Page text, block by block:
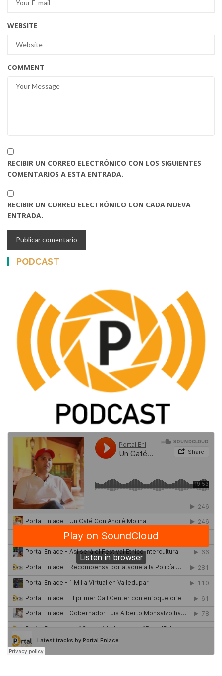
WEBSITE
COMMENT
RECIBIR UN CORREO ELECTRÓNICO CON LOS SIGUIENTES
COMENTARIOS A ESTA ENTRADA.
RECIBIR UN CORREO ELECTRÓNICO CON CADA NUEVA
ENTRADA.
PODCAST